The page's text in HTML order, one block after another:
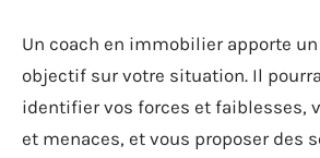
Un coach en immobilier apporte
objectif sur votre situation. Il
identifier vos forces et faiblesses,
et menaces, et vous proposer des